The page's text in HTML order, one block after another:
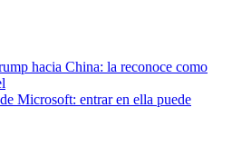
hacia China: la reconoce como
Microsoft: entrar en ella puede